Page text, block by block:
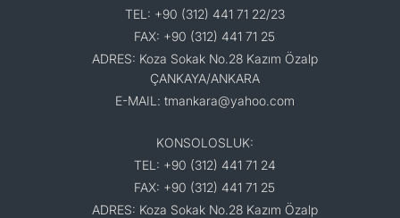
TEL: +90 (312) 441 71 22/23
FAX: +90 (312) 441 71 25
ADRES: Koza Sokak No.28 Kazım Özalp
ÇANKAYA/ANKARA
E-MAIL: tmankara@yahoo.com
KONSOLOSLUK:
TEL: +90 (312) 441 71 24
FAX: +90 (312) 441 71 25
ADRES: Koza Sokak No.28 Kazım Özalp